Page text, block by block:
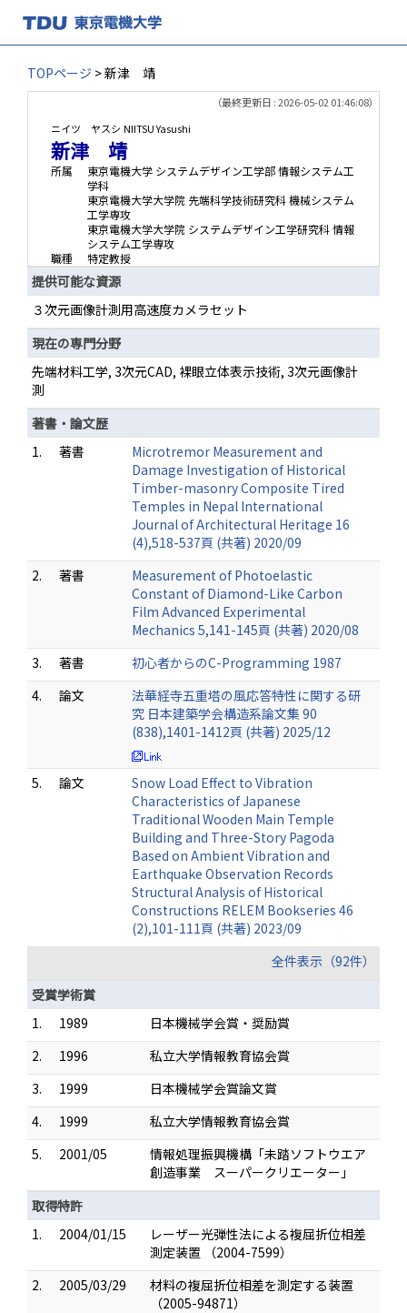
TOPページ > 新津 靖
（最終更新日 : 2026-05-02 01:46:08）
ニイツ ヤスシ NIITSU Yasushi
新津 靖
所属
東京電機大学 システムデザイン工学部 情報システム工
学科
東京電機大学大学院 先端科学技術研究科 機械システム
工学専攻
東京電機大学大学院 システムデザイン工学研究科 情報
システム工学専攻
職種
特定教授
提供可能な資源
３次元画像計測用高速度カメラセット
現在の専門分野
先端材料工学, 3次元CAD, 裸眼立体表示技術, 3次元画像計
測
著書・論文歴
1.
著書
Microtremor Measurement and
Damage Investigation of Historical
Timber-masonry Composite Tired
Temples in Nepal International
Journal of Architectural Heritage 16
(4),518-537頁 (共著) 2020/09
2.
著書
Measurement of Photoelastic
Constant of Diamond-Like Carbon
Film Advanced Experimental
Mechanics 5,141-145頁 (共著) 2020/08
3.
著書
初心者からのC-Programming 1987
4.
論文
法華経寺五重塔の風応答特性に関する研
究 日本建築学会構造系論文集 90
(838),1401-1412頁 (共著) 2025/12
5. 論文
Snow Load Effect to Vibration
Characteristics of Japanese
Traditional Wooden Main Temple
Building and Three-Story Pagoda
Based on Ambient Vibration and
Earthquake Observation Records
Structural Analysis of Historical
Constructions RELEM Bookseries 46
(2),101-111頁 (共著) 2023/09
全件表示（92件）
受賞学術賞
1.
1989
日本機械学会賞・奨励賞
2.
1996
私立大学情報教育協会賞
3.
1999
日本機械学会賞論文賞
4.
1999
私立大学情報教育協会賞
5.
2001/05
情報処理振興機構「未踏ソフトウエア
創造事業 スーパークリエーター」
取得特許
1.
2004/01/15
レーザー光弾性法による複屈折位相差
測定装置 （2004-7599）
2.
2005/03/29
材料の複屈折位相差を測定する装置
（2005-94871）